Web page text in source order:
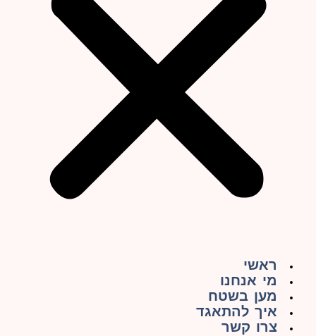
ראשי
מי אנחנו
מען בשטח
איך להתאגד
צרו קשר